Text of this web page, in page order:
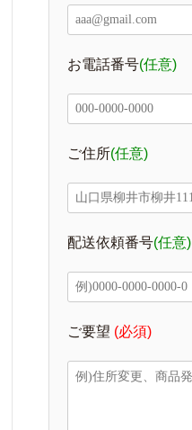
お電話番号(任意)
ご住所(任意)
配送依頼番号(任意)
ご要望 (必須)